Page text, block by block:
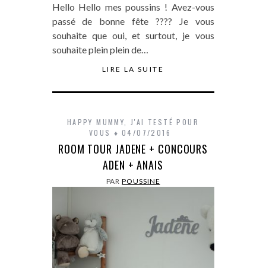
Hello Hello mes poussins ! Avez-vous
passé de bonne fête ???? Je vous
souhaite que oui, et surtout, je vous
souhaite plein plein de…
LIRE LA SUITE
HAPPY MUMMY
J'AI TESTÉ POUR
VOUS
04/07/2016
ROOM TOUR JADENE + CONCOURS
ADEN + ANAIS
PARPOUSSINE